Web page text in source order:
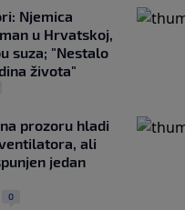
Njemica
u Hrvatskoj,
suza; "Nestalo
života"
prozoru hladi
ali
jedan
0